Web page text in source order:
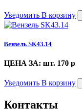
Уведомить В корзину
Вензель SK43.14
ЦЕНА ЗА: шт. 170 p
Уведомить В корзину
Контакты